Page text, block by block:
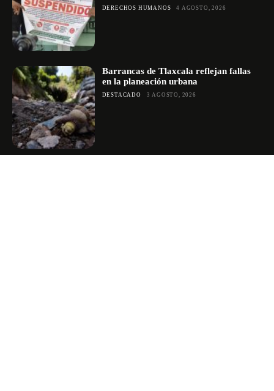
DERECHOS HUMANOS 4 AGOSTO, 2026
Barrancas de Tlaxcala reflejan fallas
en la planeación urbana
DESTACADO 3 AGOSTO, 2026